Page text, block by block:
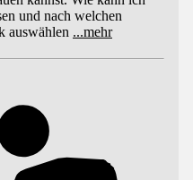
und nach welchen
auswählen ...mehr